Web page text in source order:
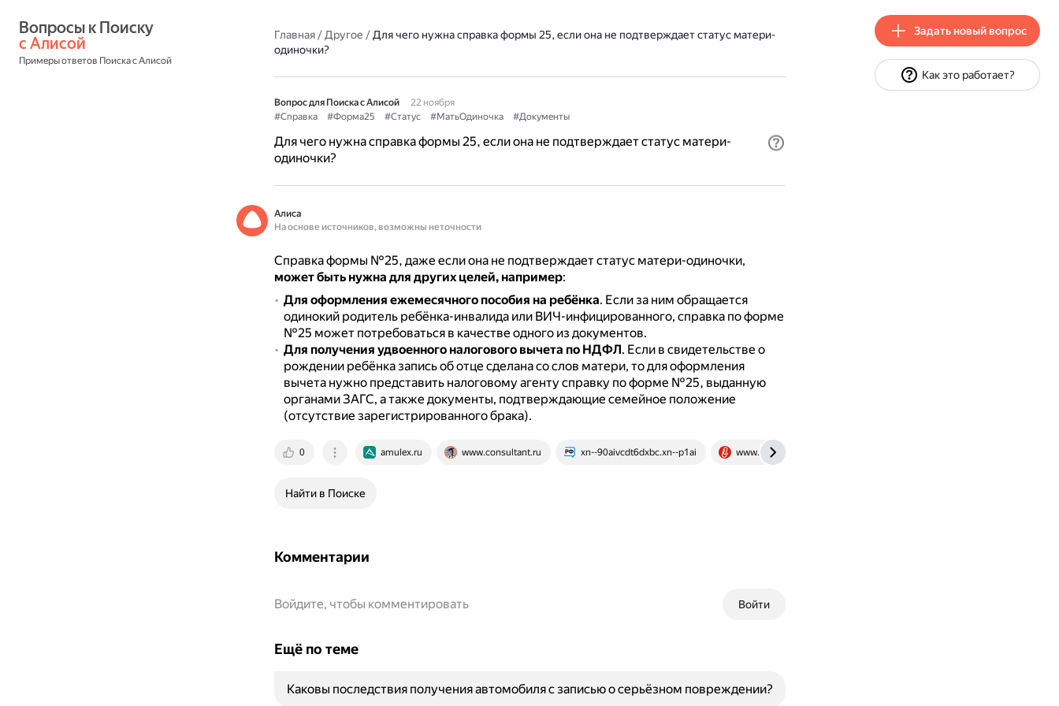
с Алисой
Примеры ответов Поиска с Алисой
Главная/Другое /Для чего нужна справка формы 25, если она не подтверждает статус матери-
одиночки?
Вопрос для Поиска с Алисой
22 ноября
#Справка
#Форма25 #Статус #МатьОдиночка #Документы
Для чего нужна справка формы 25, если она не подтверждает статус матери-
одиночки?
Алиса
На основе источников, возможны неточности
Справка формы №25, даже если она не подтверждает статус матери-одиночки,
может быть нужна для других целей, например:
Для оформления ежемесячного пособия на ребёнка. Если за ним обращается
одинокий родитель ребёнка-инвалида или ВИЧ-инфицированного, справка по форме
№25 может потребоваться в качестве одного из документов.
Для получения удвоенного налогового вычета по НДФЛ. Если в свидетельстве о
рождении ребёнка запись об отце сделана со слов матери, то для оформления
вычета нужно представить налоговому агенту справку по форме №25, выданную
органами ЗАГС, а также документы, подтверждающие семейное положение
(отсутствие зарегистрированного брака).
0 amulex.ru www.consultant.ru xn--90aivcdt6dxbc.xn--p1ai www.klerk.ru
Найти в Поиске
Комментарии
Войти
Войдите, чтобы комментировать
Ещё по теме
Каковы последствия получения автомобиля с записью о серьёзном повреждении?
Задать новый вопрос
Как это работает?